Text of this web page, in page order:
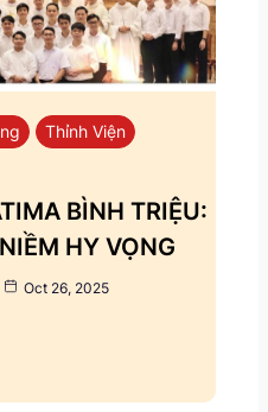
Thỉnh Viện
BÌNH TRIỆU:
HY VỌNG
Oct 26, 2025